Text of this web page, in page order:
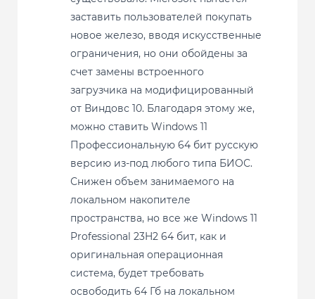
заставить пользователей покупать
новое железо, вводя искусственные
ограничения, но они обойдены за
счет замены встроенного
загрузчика на модифицированный
от Виндовс 10. Благодаря этому же,
можно ставить Windows 11
Профессиональную 64 бит русскую
версию из-под любого типа БИОС.
Снижен объем занимаемого на
локальном накопителе
пространства, но все же Windows 11
Professional 23H2 64 бит, как и
оригинальная операционная
система, будет требовать
освободить 64 Гб на локальном